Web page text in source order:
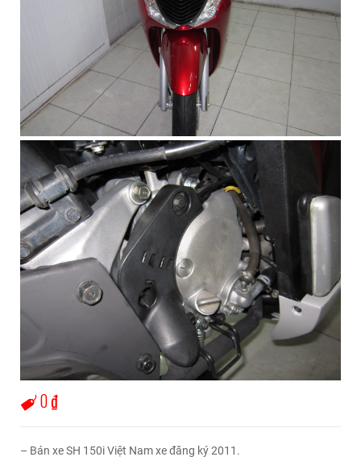
0₫
– Bán xe SH 150i Việt Nam xe đăng ký 2011.